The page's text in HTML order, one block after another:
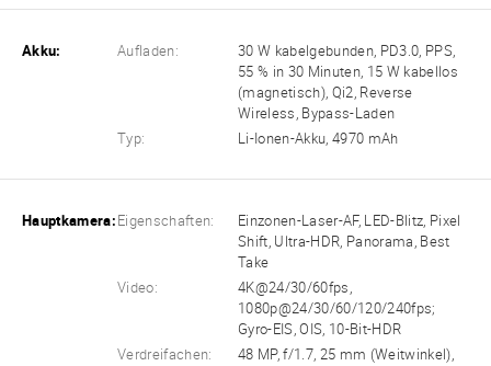
Akku: Aufladen:
30 W kabelgebunden, PD3.0, PPS,
55 % in 30 Minuten, 15 W kabellos
(magnetisch), Qi2, Reverse
Wireless, Bypass-Laden
Typ:
Li-Ionen-Akku, 4970 mAh
Hauptkamera: Eigenschaften:
Einzonen-Laser-AF, LED-Blitz, Pixel
Shift, Ultra-HDR, Panorama, Best
Take
Video:
4K@24/30/60fps,
1080p@24/30/60/120/240fps;
Gyro-EIS, OIS, 10-Bit-HDR
Verdreifachen:
48 MP, f/1.7, 25 mm (Weitwinkel),